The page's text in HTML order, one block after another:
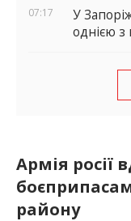
07:17
У
однією з
Армія росії
району